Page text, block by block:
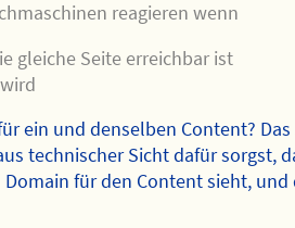
reagieren wenn
gleiche Seite erreichbar ist
ein und denselben Content?
technischer Sicht dafür sorgst,
für den Content sieht, und